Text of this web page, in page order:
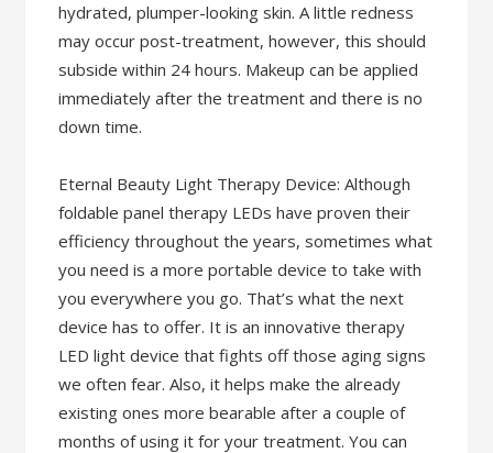
hydrated, plumper-looking skin. A little redness
may occur post-treatment, however, this should
subside within 24 hours. Makeup can be applied
immediately after the treatment and there is no
down time.
Eternal Beauty Light Therapy Device: Although
foldable panel therapy LEDs have proven their
efficiency throughout the years, sometimes what
you need is a more portable device to take with
you everywhere you go. That’s what the next
device has to offer. It is an innovative therapy
LED light device that fights off those aging signs
we often fear. Also, it helps make the already
existing ones more bearable after a couple of
months of using it for your treatment. You can